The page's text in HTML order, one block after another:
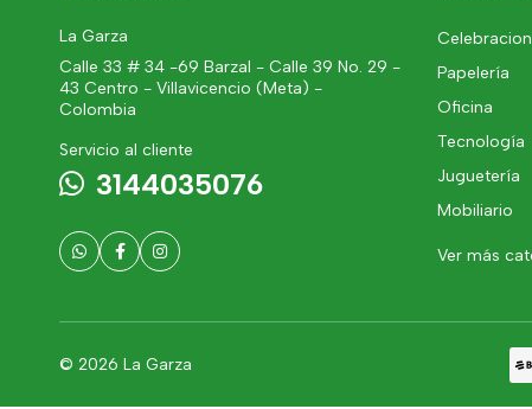
La Garza
Calle 33 # 34 -69 Barzal - Calle 39 No. 29 -
43 Centro - Villavicencio (Meta) -
Colombia
Servicio al cliente
3144035076
Papelería
Oficina
Tecnología
Juguetería
Mobiliario
Ver más
© 2026 La Garza